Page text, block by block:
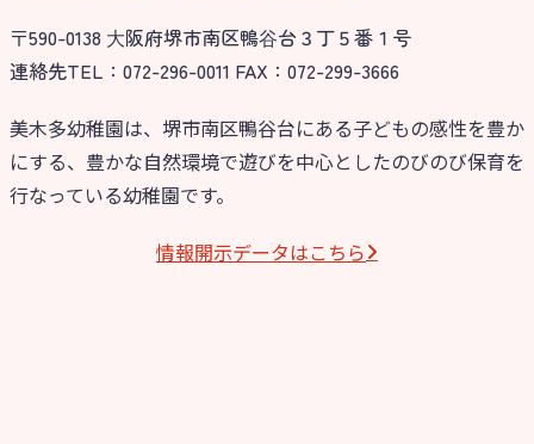
〒590-0138 ⼤阪府堺市南区鴨⾕台３丁５番１号
連絡先TEL：072-296-0011 FAX：072-299-3666
美木多幼稚園は、堺市南区鴨谷台にある子どもの感性を豊か
にする、豊かな自然環境で遊びを中心としたのびのび保育を
行なっている幼稚園です。
情報開⽰データはこちら